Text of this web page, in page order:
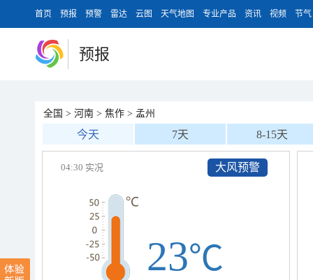
首页 预报 预警 雷达 云图 天气地图 专业产品 资讯 视频 节气
预报
全国 > 河南 > 焦作 > 孟州
今天 7天 8-15天
04:30 实况
23℃
大风预警